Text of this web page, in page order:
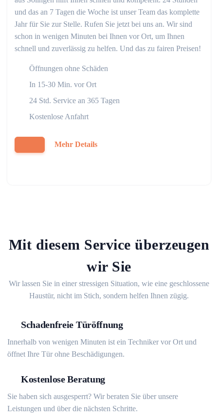
und das an 7 Tagen die Woche ist unser Team das komplette
Jahr für Sie zur Stelle. Rufen Sie jetzt bei uns an. Wir sind
schon in wenigen Minuten bei Ihnen vor Ort, um Ihnen
schnell und zuverlässig zu helfen. Und das zu fairen Preisen!
Öffnungen ohne Schäden
In 15-30 Min. vor Ort
24 Std. Service an 365 Tagen
Kostenlose Anfahrt
Mehr Details
Mit diesem Service überzeugen
wir Sie
Wir lassen Sie in einer stressigen Situation, wie eine geschlossene
Haustür, nicht im Stich, sondern helfen Ihnen zügig.
Schadenfreie Türöffnung
Innerhalb von wenigen Minuten ist ein Techniker vor Ort und
öffnet Ihre Tür ohne Beschädigungen.
Kostenlose Beratung
Sie haben sich ausgesperrt? Wir beraten Sie über unsere
Leistungen und über die nächsten Schritte.